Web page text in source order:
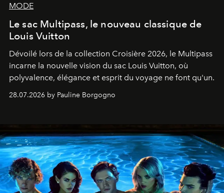
MODE
Le sac Multipass, le nouveau classique de
Louis Vuitton
Dévoilé lors de la collection Croisière 2026, le Multipass
incarne la nouvelle vision du sac Louis Vuitton, où
polyvalence, élégance et esprit du voyage ne font qu'un.
28.07.2026 by Pauline Borgogno